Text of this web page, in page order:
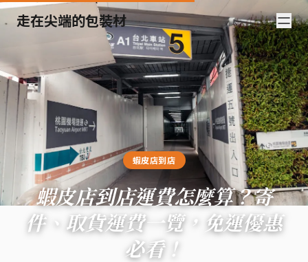
走在尖端的包裝材
蝦皮店到店
蝦皮店到店運費怎麼算？寄
件、取貨運費一覽，免運優惠
必看！